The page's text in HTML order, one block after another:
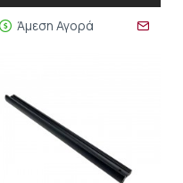
Άμεση Αγορά